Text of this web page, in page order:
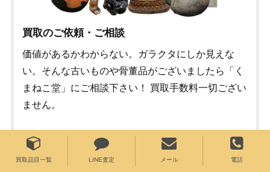
買取品目一覧 LINE査定 メール 電話
買取のご依頼・ご相談
価値があるかわからない。ガラクタにしか見えな
い。そんな古いものや骨董品がございましたら「く
まねこ堂」にご相談下さい！ 買取手数料一切ござい
ません。
メールでのご依頼・ご相談